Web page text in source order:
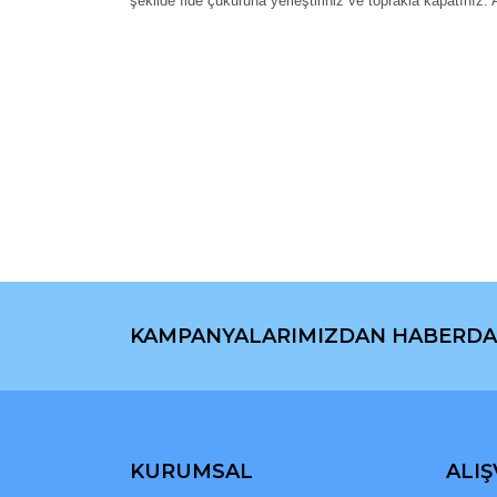
Bu ürünün fiyat bilgisi, resim, ürün
Ürün fiyatı diğer sitelerden daha pahalı.
KAMPANYALARIMIZDAN
KURUMSAL